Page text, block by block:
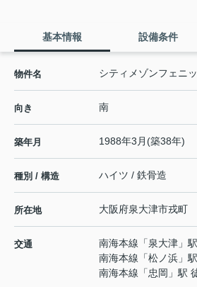
基本情報 設備条件
物件名 シティメゾンフェニ
向き 南
築年月 1988年3月(築38年)
種別 / 構造 ハイツ / 鉄骨造
所在地 大阪府泉大津市戎町
交通 南海本線 「泉大津 」
南海本線 「松ノ浜 」
南海本線 「忠岡 」駅